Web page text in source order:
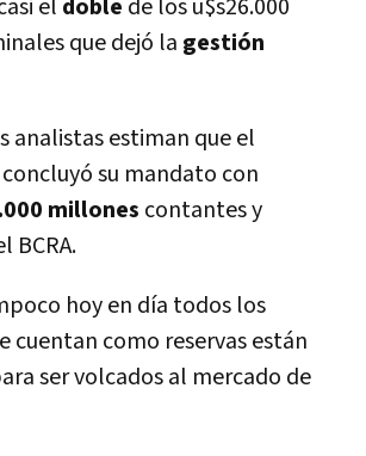
el doble de los u$s26.000
que dejó la gestión
analistas estiman que el
su mandato con
millones contantes y
BCRA.
hoy en día todos los
cuentan como reservas están
ser volcados al mercado de